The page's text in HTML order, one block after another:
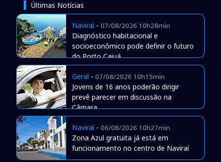
Últimas Notícias
Naviraí- 07/08/2026 10h28min
Diagnóstico habitacional e
socioeconômico pode definir o futuro
do Porto Caiuá
Geral - 07/08/2026 10h15min
Jovens de 16 anos poderão dirigir
prevê parecer em discussão na
Câmara
Naviraí- 06/08/2026 10h27min
Zona Azul gratuita já está em
funcionamento no centro de Naviraí